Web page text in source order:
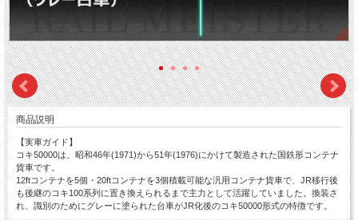
商品説明
【実車ガイド】
コキ50000は、昭和46年(1971)から51年(1976)にかけて製造された国鉄形コンテナ
貨車です。
12ftコンテナを5個・20ftコンテナを3個積載可能な汎用コンテナ貨車で、JR移行後
も後継のコキ100系列に置き換えられるまで主力として活躍していました。換装さ
れ、識別のためにグレーに塗られた台車がJR化後のコキ50000形式の特徴です。